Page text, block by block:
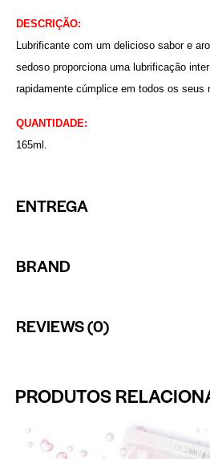
DESCRIÇÃO:
Lubrificante com um delicioso sabor e
sedoso proporciona uma lubrificação
rapidamente cúmplice em todos os seus
QUANTIDADE:
165ml.
ENTREGA
BRAND
REVIEWS (0)
PRODUTOS